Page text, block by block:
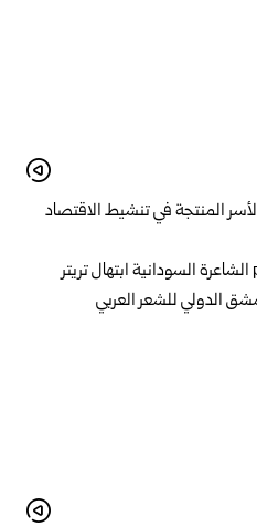
المنتجة في تنشيط الاقتصاد